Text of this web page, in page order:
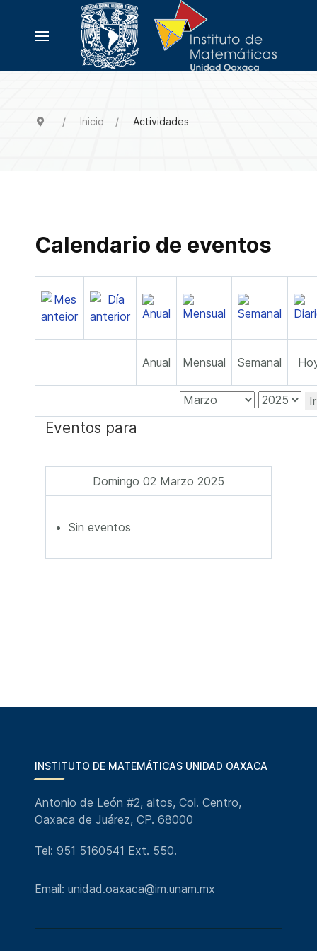
Inicio Actividades
Calendario de eventos
Anual Mensual Semanal
Eventos para
Domingo 02 Marzo 2025
Sin eventos
INSTITUTO DE MATEMÁTICAS UNIDAD OAXACA
Antonio de León #2, altos, Col. Centro,
Oaxaca de Juárez, CP. 68000
Tel: 951 5160541 Ext. 550.
Email: unidad.oaxaca@im.unam.mx